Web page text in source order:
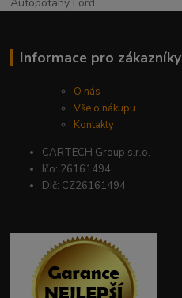
Informace pro zákazníky
O nás
Vše o nákupu
Kontakty
CARTECH Group s.r.o.
Ičo: 26161494
Dič: CZ26161494